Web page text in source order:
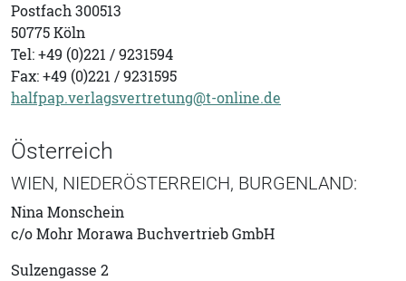
Postfach 300513
50775 Köln
Tel: +49 (0)221 / 9231594
Fax: +49 (0)221 / 9231595
halfpap.verlagsvertretung@t-online.de
Österreich
WIEN, NIEDERÖSTERREICH, BURGENLAND:
Nina Monschein
c/oMohr Morawa Buchvertrieb GmbH
Sulzengasse 2